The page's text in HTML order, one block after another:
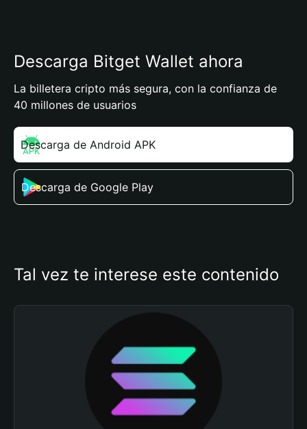
Descarga Bitget Wallet ahora
La billetera cripto más segura, con la confianza de
40 millones de usuarios
Descarga de Android APK
Descarga de Google Play
Tal vez te interese este contenido